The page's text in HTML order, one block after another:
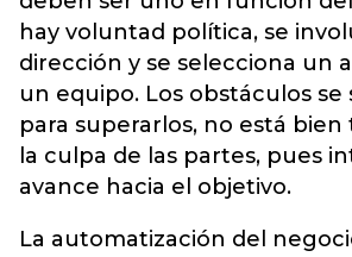
hay voluntad política, se
dirección y se selecciona un
un equipo. Los obstáculos
para superarlos, no está bien
la culpa de las partes, pues
avance hacia el objetivo.
La automatización del